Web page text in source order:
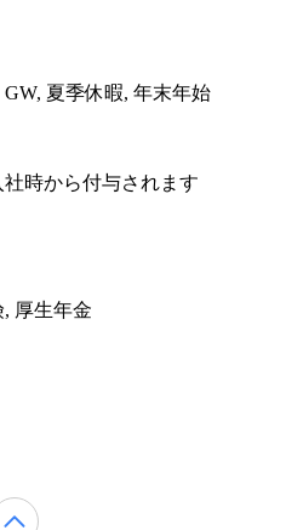
夏季休暇, 年末年始
時から付与されます
厚生年金